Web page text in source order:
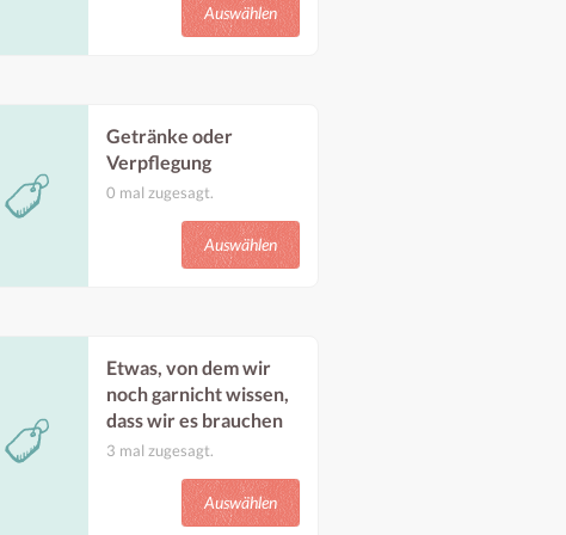
oder eines beweglichen
Gerüstes, um die hohen
Ab frühestens: 01.09.26
Bis spätestens: 27.09.26
Auswählen
Getränke oder
Verpflegung
0 mal zugesagt.
Getränke und Verpflegung
für Künstler*innen und
Auswählen
Etwas, von dem wir
noch garnicht wissen,
dass wir es brauchen
3 mal zugesagt.
Du hast eine Idee, wie du
Unterstützen könntest?
Benötigt im Zeitraum:
Auswählen